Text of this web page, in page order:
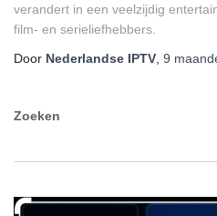
verandert in een veelzijdig
film- en serieliefhebbers.
Door Nederlandse IPTV 9
Zoeken